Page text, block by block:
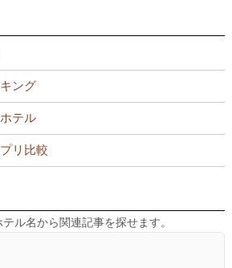
ング
テル
リ比較
ル名から関連記事を探せます。